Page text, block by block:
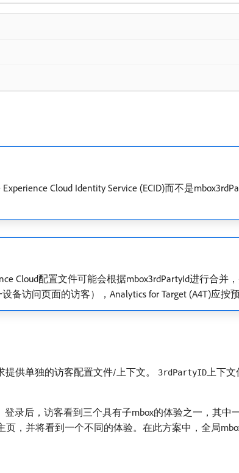
Cloud Identity Service (ECID)而不是
Cloud配置文件可能会根据mbox3rdPartyId进行合并
访问页面的访客），Analytics for Target (A4T)应按预
提供单独的访客配置文件/上下文。 3rdPartyID上下文
登录后，访客看到三个具有子mbox的体验之一，其中
，并将看到一个不同的体验。在此方案中，全局